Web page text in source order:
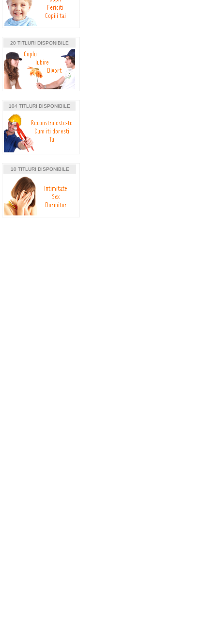
20 TITLURI DISPONIBILE
104 TITLURI DISPONIBILE
10 TITLURI DISPONIBILE